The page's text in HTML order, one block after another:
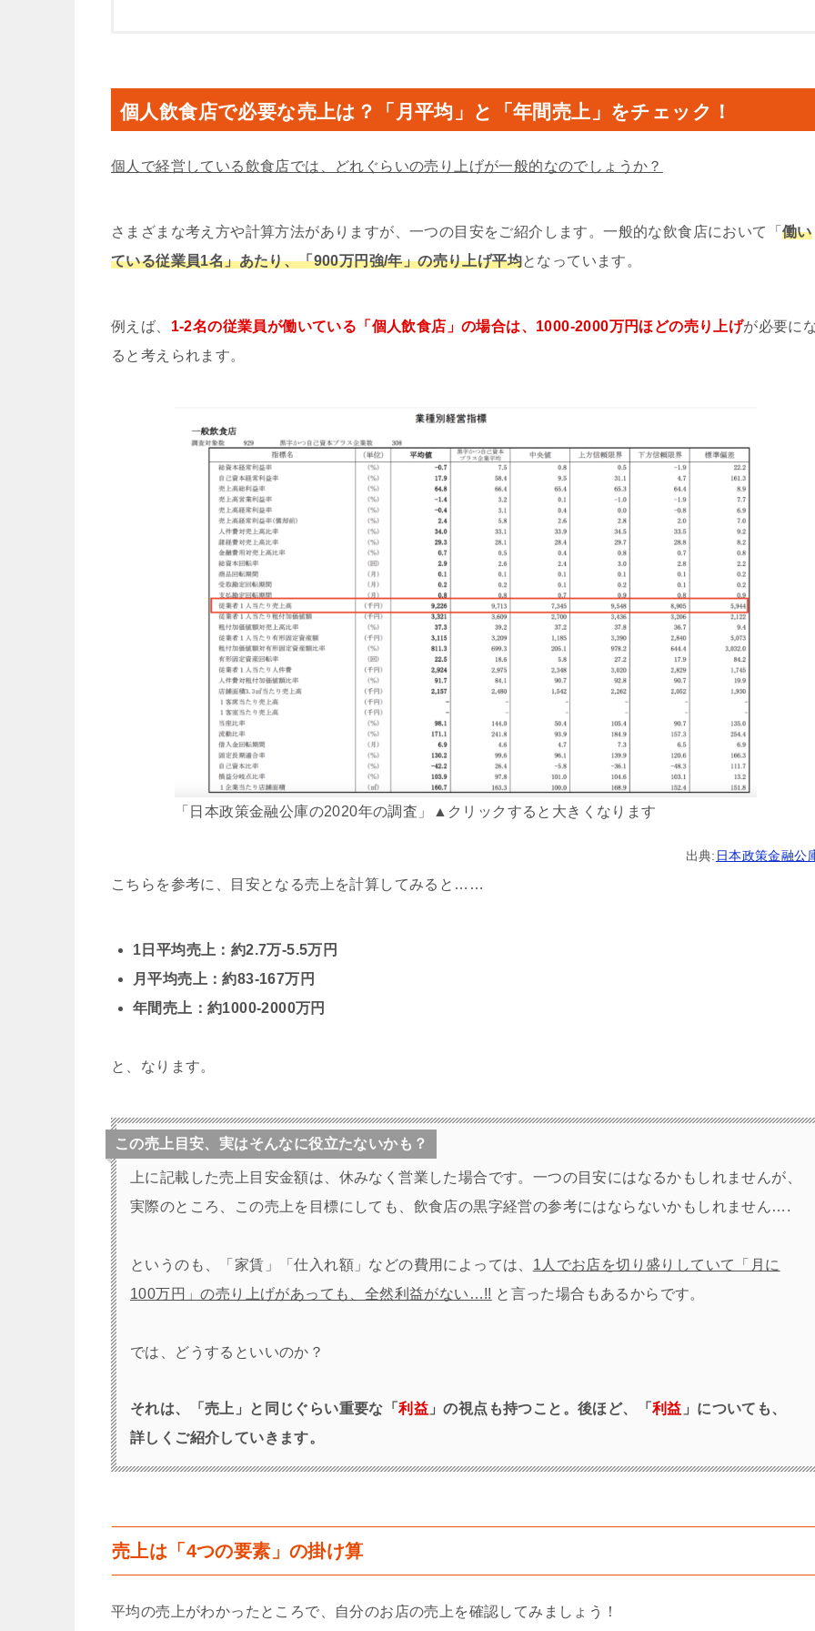
個人飲食店で必要な売上は？「月平均」と「年間売上」をチェック！
個人で経営している飲食店では、どれぐらいの売り上げが一般的なのでしょうか？
さまざまな考え方や計算方法がありますが、一つの目安をご紹介します。一般的な飲食店において「 働い
ている従業員1名」あたり、「900万円強/年」の売り上げ平均となっています。
例えば、 1-2名の従業員が働いている「個人飲食店」の場合は、1000-2000万円ほどの売り上げが必要に
ると考えられます。
「日本政策金融公庫の2020年の調査」▲クリックすると大きくなります
出典: 日本政策金融公
こちらを参考に、目安となる売上を計算してみると……
1日平均売上：約2.7万-5.5万円
月平均売上：約83-167万円
年間売上：約1000-2000万円
と、なります。
この売上目安、実はそんなに役立たないかも？
上に記載した売上目安金額は、休みなく営業した場合です。一つの目安にはなるかもしれませんが、
実際のところ、この売上を目標にしても、飲食店の黒字経営の参考にはならないかもしれません….
というのも、「家賃」「仕入れ額」などの費用によっては、 1人でお店を切り盛りしていて「月に
100万円」の売り上げがあっても、全然利益がない…!! と言った場合もあるからです。
では、どうするといいのか？
それは、「売上」と同じぐらい重要な「利益 」の視点も持つこと。後ほど、「利益 」についても、
詳しくご紹介していきます。
売上は「4つの要素」の掛け算
平均の売上がわかったところで、自分のお店の売上を確認してみましょう！